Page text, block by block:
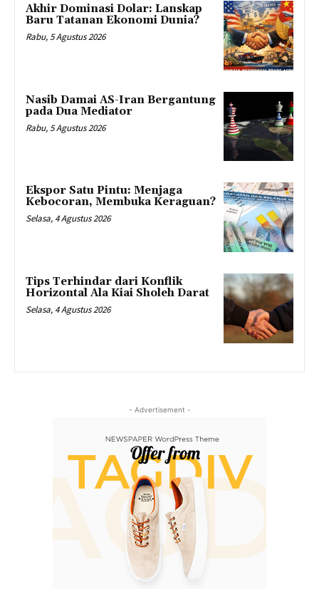
Akhir Dominasi Dolar: Lanskap
Baru Tatanan Ekonomi Dunia?
Rabu, 5 Agustus 2026
Nasib Damai AS-Iran Bergantung
pada Dua Mediator
Rabu, 5 Agustus 2026
Ekspor Satu Pintu: Menjaga
Kebocoran, Membuka Keraguan?
Selasa, 4 Agustus 2026
Tips Terhindar dari Konflik
Horizontal Ala Kiai Sholeh Darat
Selasa, 4 Agustus 2026
- Advertisement -